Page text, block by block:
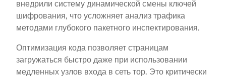
внедрили систему динамической смены ключей
шифрования, что усложняет анализ трафика
методами глубокого пакетного инспектирования.
Оптимизация кода позволяет страницам
загружаться быстро даже при использовании
медленных узлов входа в сеть тор. Это критически